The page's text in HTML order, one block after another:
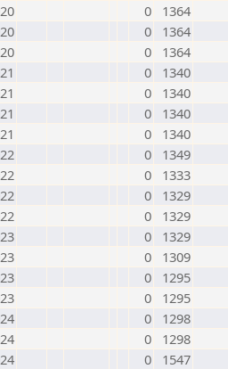
0
1364
0
1364
0
1364
0
1340
0
1340
0
1340
0
1340
0
1349
0
1333
0
1329
0
1329
0
1329
0
1309
0
1295
0
1295
0
1298
0
1298
0
1547